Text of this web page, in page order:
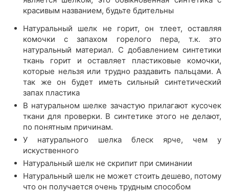
красивым названием, будьте бдительны
Натуральный шелк не горит, он тлеет, оставляя
комочки с запахом горелого пера, т.к. это
натуральный материал. С добавлением синтетики
ткань горит и оставляет пластиковые комочки,
которые нельзя или трудно раздавить пальцами. А
так же он будет иметь сильный синтетический
запах пластика
В натуральном шелке зачастую прилагают кусочек
ткани для проверки. В синтетике этого не делают,
по понятным причинам.
У натурального шелка блеск ярче, чем у
искуственного
Натуральный шелк не скрипит при сминании
Натуральный шелк не может стоить дешево, потому
что он получается очень трудным способом